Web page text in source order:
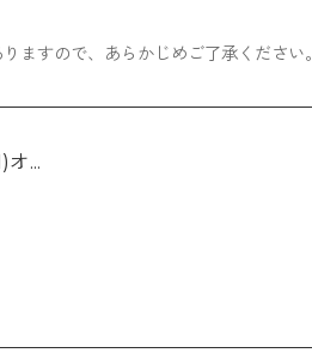
ますので、あらかじめご了承ください。
...